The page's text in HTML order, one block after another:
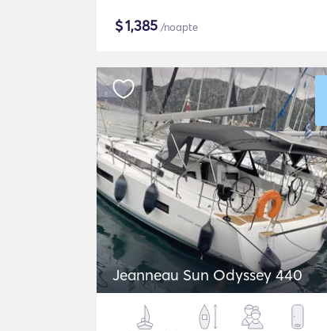
$1,385 /noapte
Jeanneau Sun Odyssey 440